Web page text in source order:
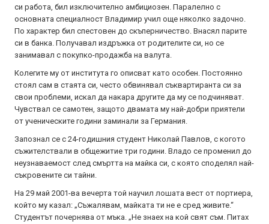
си работа, бил изключително амбициозен. Паралелно с
основната специалност Владимир учил още няколко задочно.
По характер бил спестовен до скъперничество. Внасял парите
си в банка. Получавал издръжка от родителите си, но се
занимавал с покупко-продажба на валута.
Колегите му от института го описват като особен. Постоянно
стоял сам в стаята си, често обвинявал съквартиранта си за
свои проблеми, искал да накара другите да му се подчиняват.
Чувствал се самотен, защото двамата му най-добри приятели
от ученическите години заминали за Германия.
Запознал се с 24-годишния студент Николай Павлов, с когото
съжителствали в общежитие три години. Владо се променил до
неузнаваемост след смъртта на майка си, с която споделял най-
съкровените си тайни.
На 29 май 2001-ва вечерта той научил лошата вест от портиера,
който му казал: „Съжалявам, майката ти не е сред живите.“
Студентът почернява от мъка. „Не знаех на кой свят съм. Питах